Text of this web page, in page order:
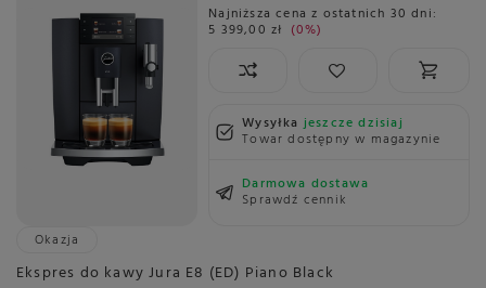
Najniższa cena z ostatnich 30 dni:
5 399,00 zł 0%
Wysyłkajeszcze dzisiaj
Towar dostępny w magazynie
Darmowa dostawa
Sprawdź cennik
Okazja
Ekspres do kawy Jura E8 (ED) Piano Black